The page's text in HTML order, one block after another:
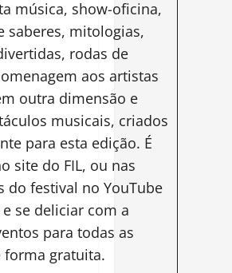
música, show-oficina,
saberes, mitologias,
rodas de
aos artistas
outra dimensão e
musicais, criados
para esta edição. É
site do FIL, ou nas
do festival no YouTube
e se deliciar com a
para todas as
forma gratuita.